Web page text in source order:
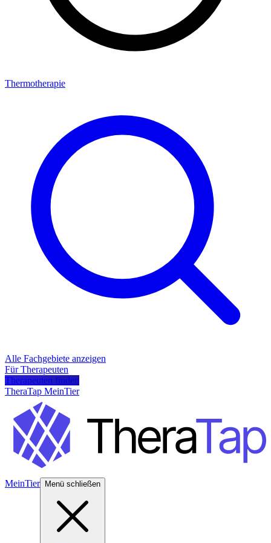
Thermotherapie
Alle Fachgebiete anzeigen
Für Therapeuten
Therapeuten finden
TheraTap MeinTier
MeinTier Menü schließen